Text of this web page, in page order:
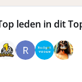
leden in dit